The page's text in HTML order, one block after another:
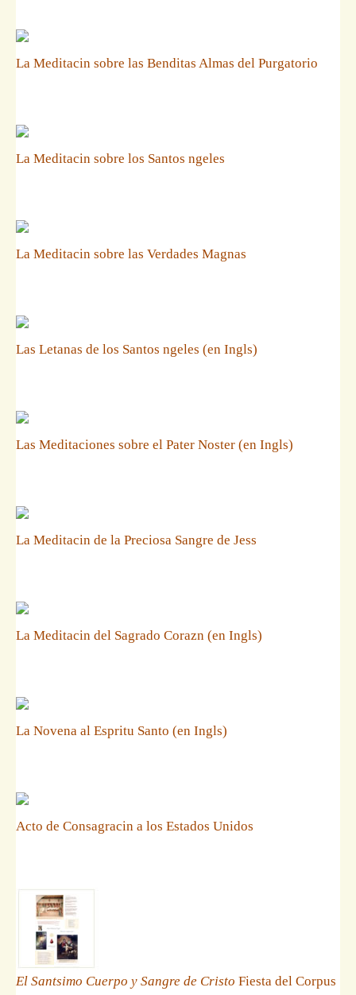
La Meditacin sobre las Benditas Almas del Purgatorio
La Meditacin sobre los Santos ngeles
La Meditacin sobre las Verdades Magnas
Las Letanas de los Santos ngeles (en Ingls)
Las Meditaciones sobre el Pater Noster (en Ingls)
La Meditacin de la Preciosa Sangre de Jess
La Meditacin del Sagrado Corazn (en Ingls)
La Novena al Espritu Santo (en Ingls)
Acto de Consagracin a los Estados Unidos
El Santsimo Cuerpo y Sangre de Cristo Fiesta del Corpus